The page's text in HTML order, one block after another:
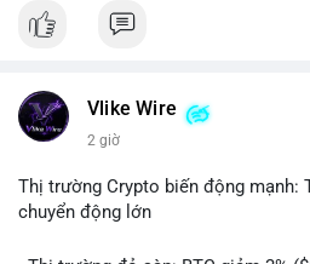
hấp dẫn. Bàn tán về SPCX và SAGA
SAGA", "short SPCX", và "đã ngồi
đăng Binance Square). Tin tức về
BNB Smart Chain.
Sợ hãi do chỉ số thấp nhưng xu
Vlike Wire
2 giờ
Thị trường Crypto biến động mạnh:
chuyển động lớn